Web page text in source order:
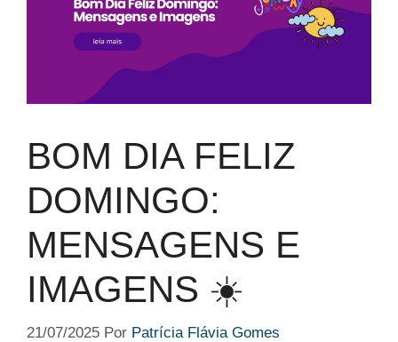
BOM DIA FELIZ
DOMINGO​:
MENSAGENS E
IMAGENS ☀️
21/07/2025 Por Patrícia Flávia Gomes